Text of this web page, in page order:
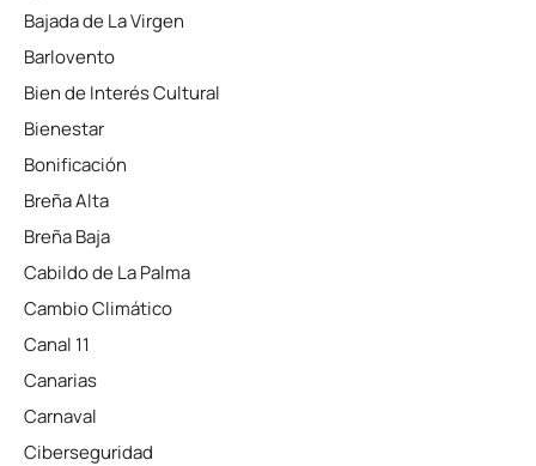
Bajada de La Virgen
Barlovento
Bien de Interés Cultural
Bienestar
Bonificación
Breña Alta
Breña Baja
Cabildo de La Palma
Cambio Climático
Canal 11
Canarias
Carnaval
Ciberseguridad